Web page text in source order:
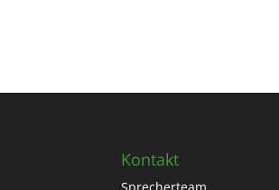
Kontakt
Sprecherteam